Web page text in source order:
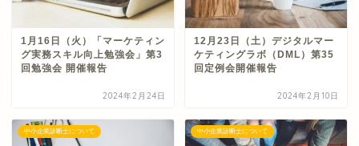
1月16日（火）「マーケティン
グ実務スキル向上勉強会」第3
回勉強会 開催報告
2024年2月24日
12月23日（土）デジタルマー
ケティングラボ（DML）第35
回定例会開催報告
2024年2月10日
中小企業診断士について 中小企業診断士について